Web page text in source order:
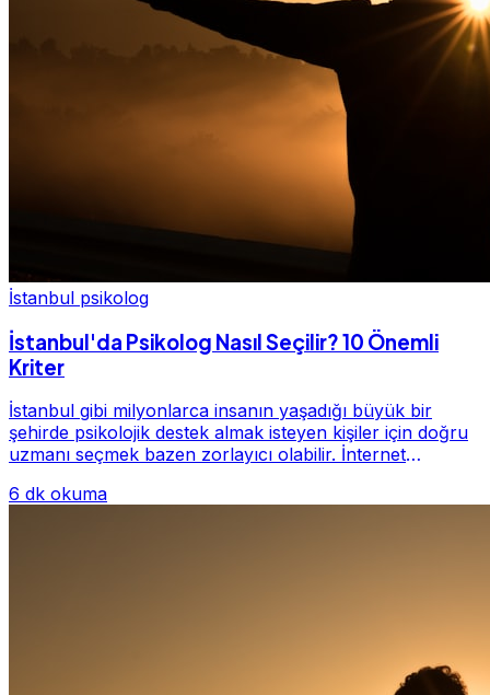
İstanbul psikolog
İstanbul'da Psikolog Nasıl Seçilir? 10 Önemli
Kriter
İstanbul gibi milyonlarca insanın yaşadığı büyük bir
şehirde psikolojik destek almak isteyen kişiler için doğru
uzmanı seçmek bazen zorlayıcı olabilir. İnternet
6 dk okuma